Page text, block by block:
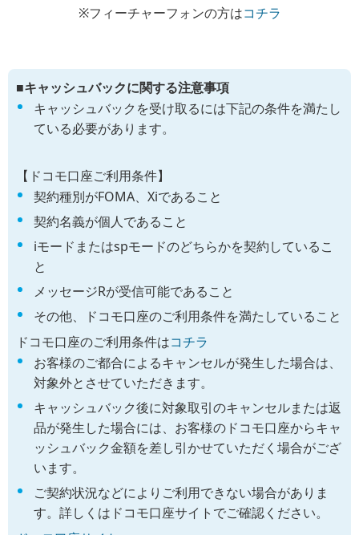
※フィーチャーフォンの方はコチラ
■キャッシュバックに関する注意事項
キャッシュバックを受け取るには下記の条件を満たし
ている必要があります。
【ドコモ口座ご利用条件】
契約種別がFOMA、Xiであること
契約名義が個人であること
iモードまたはspモードのどちらかを契約しているこ
と
メッセージRが受信可能であること
その他、ドコモ口座のご利用条件を満たしていること
ドコモ口座のご利用条件はコチラ
お客様のご都合によるキャンセルが発生した場合は、
対象外とさせていただきます。
キャッシュバック後に対象取引のキャンセルまたは返
品が発生した場合には、お客様のドコモ口座からキャ
ッシュバック金額を差し引かせていただく場合がござ
います。
ご契約状況などによりご利用できない場合がありま
す。詳しくはドコモ口座サイトでご確認ください。